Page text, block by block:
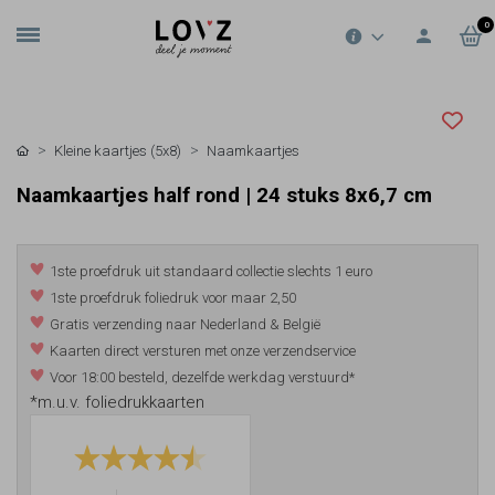
0
Kleine kaartjes (5x8) Naamkaartjes
Naamkaartjes half rond | 24 stuks 8x6,7 cm
1ste proefdruk uit standaard collectie slechts 1 euro
1ste proefdruk foliedruk voor maar 2,50
Gratis verzending naar Nederland & België
Kaarten direct versturen met onze verzendservice
Voor 18:00 besteld, dezelfde werkdag verstuurd*
*m.u.v. foliedrukkaarten